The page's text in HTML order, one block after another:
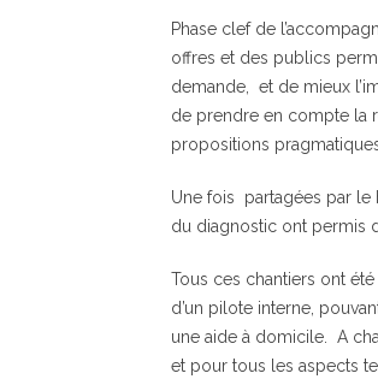
Phase clef de
offres et des publics
demande, et de mieux
de prendre en compte la
propositions
Une fois partagées par le
du diagnostic ont permis
Tous ces chantiers ont
d’un pilote interne,
une aide à domicile. A
et pour tous les aspects